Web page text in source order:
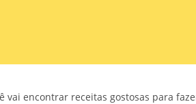
vai encontrar receitas gostosas para